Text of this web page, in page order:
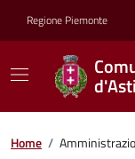
Regione Piemonte
d'Asti
Home /